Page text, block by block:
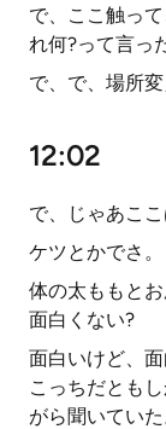
で、ここ触っ
れ何?って言っ
で、で、場所
12:02
で、じゃあこ
ケツとかでさ。
体の太ももと
面白くない?
面白いけど、
こっちだとも
がら聞いていた